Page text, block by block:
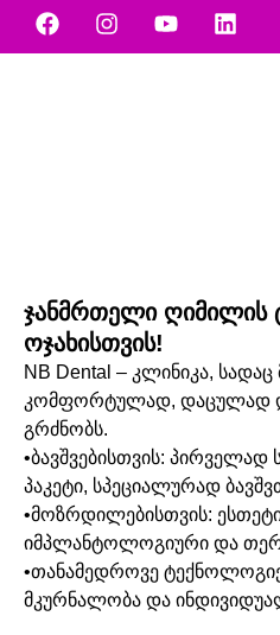
ჯანმრთელი ღიმილის
ოჯახისთვის!
NB Dental – კლინიკა,
კომფორტულად, დაცულად
გრძნობს.
•ბავშვებისთვის:
პაკეტი, სპეციალურად
•მოზრდილებისთვის:
იმპლანტოლოგიური და
•თანამედროვე
მკურნალობა და